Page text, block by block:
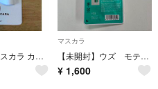
UZU モテマスカラ カーキ【新品未使用・未開封】
マスカラ
【未開封】ウズ モテマスカラ UZU セパレート volume7 VOL7
¥ 1,600